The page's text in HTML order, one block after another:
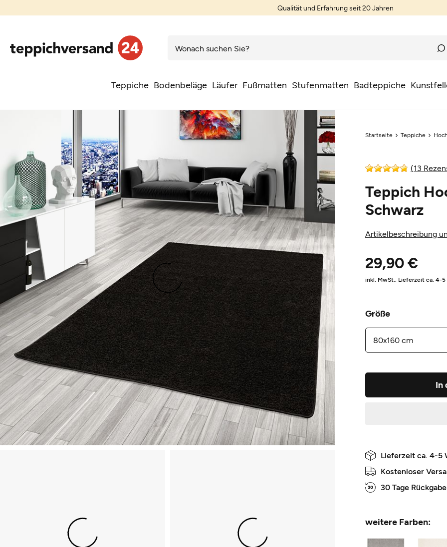
Qualität und Erfahrung seit 20 Jahren
Teppiche Bodenbeläge Läufer Fußmatten Stufenmatten Badteppiche
Startseite Teppiche
(13
Teppich
Schwarz
Artikelbeschreibung
29,90 €
inkl. MwSt., Lieferzeit ca. 4-5
Größe
In
Lieferzeit ca. 4-5
Kostenloser
30 Tage
weitere Farben: